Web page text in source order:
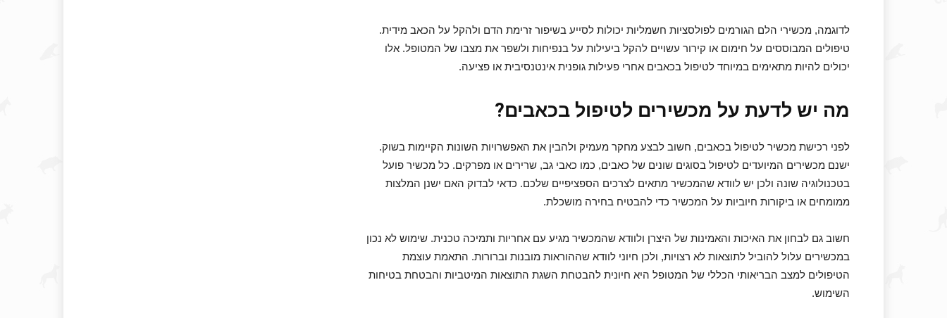
לדוגמה, מכשירי הלם הגורמים לפולסציות חשמליות יכולות לסייע בשיפור זרימת הדם ולהקל על הכאב מידית.
טיפולים המבוססים על חימום או קירור עשויים להקל ביעילות על בנפיחות ולשפר את מצבו של המטופל. אלו
יכולים להיות מתאימים במיוחד לטיפול בכאבים אחרי פעילות גופנית אינטנסיבית או פציעה.
מה יש לדעת על מכשירים לטיפול בכאבים?
לפני רכישת מכשיר לטיפול בכאבים, חשוב לבצע מחקר מעמיק ולהבין את האפשרויות השונות הקיימות בשוק.
ישנם מכשירים המיועדים לטיפול בסוגים שונים של כאבים, כמו כאבי גב, שרירים או מפרקים. כל מכשיר פועל
בטכנולוגיה שונה ולכן יש לוודא שהמכשיר מתאים לצרכים הספציפיים שלכם. כדאי לבדוק האם ישנן המלצות
ממומחים או ביקורות חיוביות על המכשיר כדי להבטיח בחירה מושכלת.
חשוב גם לבחון את האיכות והאמינות של היצרן ולוודא שהמכשיר מגיע עם אחריות ותמיכה טכנית. שימוש לא נכון
במכשירים עלול להוביל לתוצאות לא רצויות, ולכן חיוני לוודא שההוראות מובנות וברורות. התאמת עוצמת
הטיפולים למצב הבריאותי הכללי של המטופל היא חיונית להבטחת השגת התוצאות המיטביות והבטחת בטיחות
השימוש.